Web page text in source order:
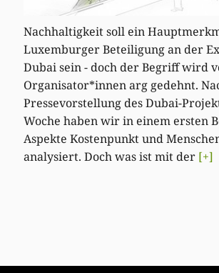
Nachhaltigkeit soll ein
Luxemburger Beteiligung an der
Dubai sein - doch der Begriff wird
Organisator*innen arg gedehnt.
Pressevorstellung des Dubai-
Woche haben wir in einem ersten
Aspekte Kostenpunkt und
analysiert. Doch was ist mit der [+]